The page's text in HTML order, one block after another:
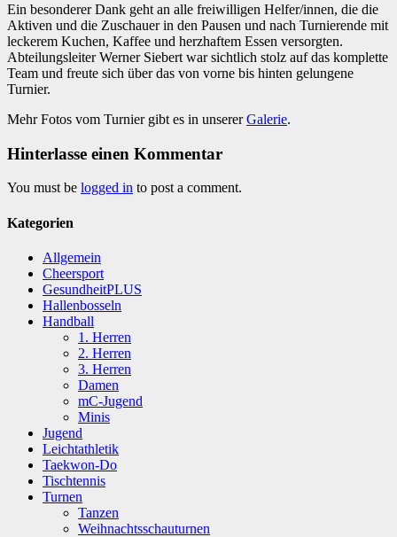
Ein besonderer Dank geht an alle freiwilligen Helfer/innen, die die
Aktiven und die Zuschauer in den Pausen und nach Turnierende mit
leckerem Kuchen, Kaffee und herzhaftem Essen versorgten.
Abteilungsleiter Werner Siebert war sichtlich stolz auf das komplette
Team und freute sich über das von vorne bis hinten gelungene
Turnier.
Mehr Fotos vom Turnier gibt es in unsererGalerie.
Hinterlasse einen Kommentar
You must be logged in to post a comment.
Kategorien
Allgemein
Cheersport
GesundheitPLUS
Hallenbosseln
Handball
1. Herren
2. Herren
3. Herren
Damen
mC-Jugend
Minis
Jugend
Leichtathletik
Taekwon-Do
Tischtennis
Turnen
Tanzen
Weihnachtsschauturnen